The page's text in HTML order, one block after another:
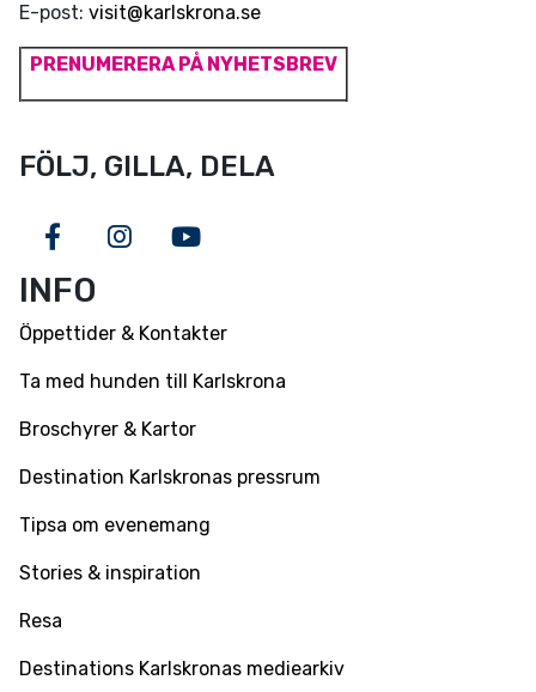
E-post: visit@karlskrona.se
PRENUMERERA PÅ NYHETSBREV
FÖLJ, GILLA, DELA
FacebookInstagram
Youtube
INFO
Öppettider & Kontakter
Ta med hunden till Karlskrona
Broschyrer & Kartor
Destination Karlskronas pressrum
Tipsa om evenemang
Stories & inspiration
Resa
Destinations Karlskronas mediearkiv